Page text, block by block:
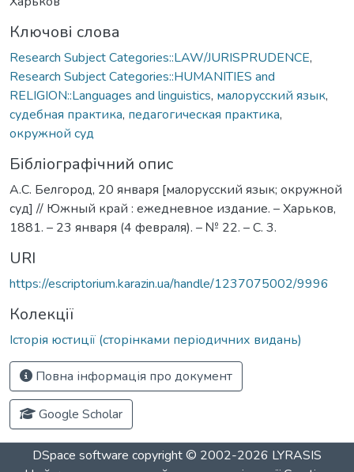
Ключові слова
Research Subject Categories::LAW/JURISPRUDENCE,
Research Subject Categories::HUMANITIES and
RELIGION::Languages and linguistics, малорусский язык,
судебная практика, педагогическая практика,
окружной суд
Бібліографічний опис
А.С. Белгород, 20 января [малорусский язык; окружной
суд] // Южный край : ежедневное издание. – Харьков,
1881. – 23 января (4 февраля). – № 22. – С. 3.
URI
https://escriptorium.karazin.ua/handle/1237075002/9996
Колекції
Історія юстиції (сторінками періодичних видань)
Повна інформація про документ
Google Scholar
DSpace software copyright © 2002-2026 LYRASIS